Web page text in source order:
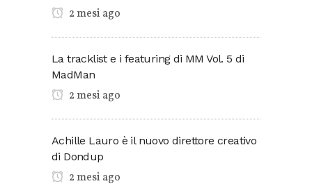
2 mesi ago
La tracklist e i featuring di MM Vol. 5 di
MadMan
2 mesi ago
Achille Lauro è il nuovo direttore creativo
di Dondup
2 mesi ago